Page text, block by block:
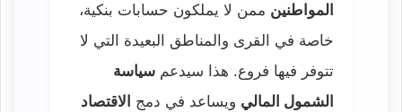
المواطنين ممن لا يملكون حسابات بنكية،
خاصة في القرى والمناطق البعيدة التي لا
تتوفر فيها فروع. هذا سيدعم سياسة
الشمول المالي ويساعد في دمج الاقتصاد